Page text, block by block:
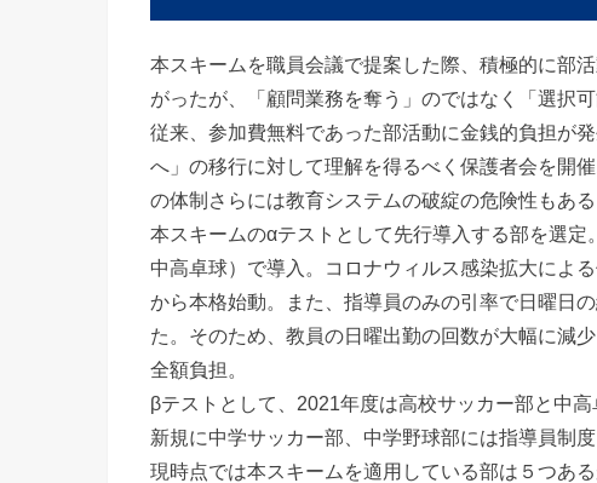
本スキームを職員会議で提案した際、積極的に部
がったが、「顧問業務を奪う」のではなく「選択
従来、参加費無料であった部活動に金銭的負担が
へ」の移行に対して理解を得るべく保護者会を開
の体制さらには教育システムの破綻の危険性もあ
本スキームのαテストとして先行導入する部を選定
中高卓球）で導入。コロナウィルス感染拡大によ
から本格始動。また、指導員のみの引率で日曜日
た。そのため、教員の日曜出勤の回数が大幅に減
全額負担。
βテストとして、2021年度は高校サッカー部と中
新規に中学サッカー部、中学野球部には指導員制
現時点では本スキームを適用している部は５つあ